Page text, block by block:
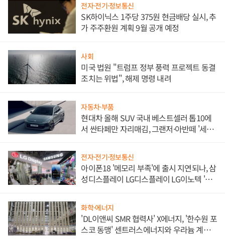
전자·전기·정보통신
SK하이닉스 1주당 375원 현금배당 실시, 추
가 주주환원 계획 9월 공개 예정
사회
미국 법원 "트럼프 정부 풍력 프로젝트 동결
조치는 위법", 해제 명령 내려
자동차·부품
현대차 올해 SUV 국내 베스트셀러 톱10에
서 싼타페만 자리매김, 그랜저·아반떼 '세단
전자·전기·정보통신
아이폰18 '메모리 부족'에 출시 지연되나, 삼
성디스플레이 LG디스플레이 LG이노텍 '탈
화학·에너지
'DL이앤씨 SMR 협력사' X에너지, '한수원 포
스코 동맹' 센트러스에너지와 우라늄 계약